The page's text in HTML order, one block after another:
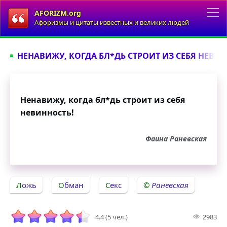
AFORIZM.org
Афоризмы и цитаты известных и великих людей
НЕНАВИЖУ, КОГДА БЛ*ДЬ СТРОИТ ИЗ СЕБЯ
Ненавижу, когда бл*дь строит из себя
невинность!
Фаина Раневская
Ложь Обман Секс Раневская
4.4 (5 чел.) 2983